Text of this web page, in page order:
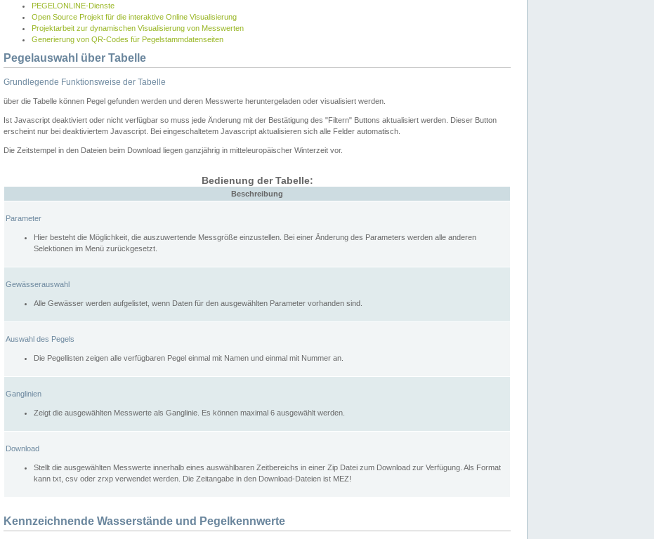
PEGELONLINE-Dienste
Open Source Projekt für die interaktive Online Visualisierung
Projektarbeit zur dynamischen Visualisierung von Messwerten
Generierung von QR-Codes für Pegelstammdatenseiten
Pegelauswahl über Tabelle
Grundlegende Funktionsweise der Tabelle
über die Tabelle können Pegel gefunden werden und deren Messwerte heruntergeladen oder visualisiert werden.
Ist Javascript deaktiviert oder nicht verfügbar so muss jede Änderung mit der Bestätigung des "Filtern" Buttons aktualisiert werden. Dieser Button
erscheint nur bei deaktiviertem Javascript. Bei eingeschaltetem Javascript aktualisieren sich alle Felder automatisch.
Die Zeitstempel in den Dateien beim Download liegen ganzjährig in mitteleuropäischer Winterzeit vor.
Bedienung der Tabelle:
Beschreibung
Parameter
Hier besteht die Möglichkeit, die auszuwertende Messgröße einzustellen. Bei einer Änderung des Parameters werden alle anderen
Selektionen im Menü zurückgesetzt.
Gewässerauswahl
Alle Gewässer werden aufgelistet, wenn Daten für den ausgewählten Parameter vorhanden sind.
Auswahl des Pegels
Die Pegellisten zeigen alle verfügbaren Pegel einmal mit Namen und einmal mit Nummer an.
Ganglinien
Zeigt die ausgewählten Messwerte als Ganglinie. Es können maximal 6 ausgewählt werden.
Download
Stellt die ausgewählten Messwerte innerhalb eines auswählbaren Zeitbereichs in einer Zip Datei zum Download zur Verfügung. Als Format
kann txt, csv oder zrxp verwendet werden. Die Zeitangabe in den Download-Dateien ist MEZ!
Kennzeichnende Wasserstände und Pegelkennwerte